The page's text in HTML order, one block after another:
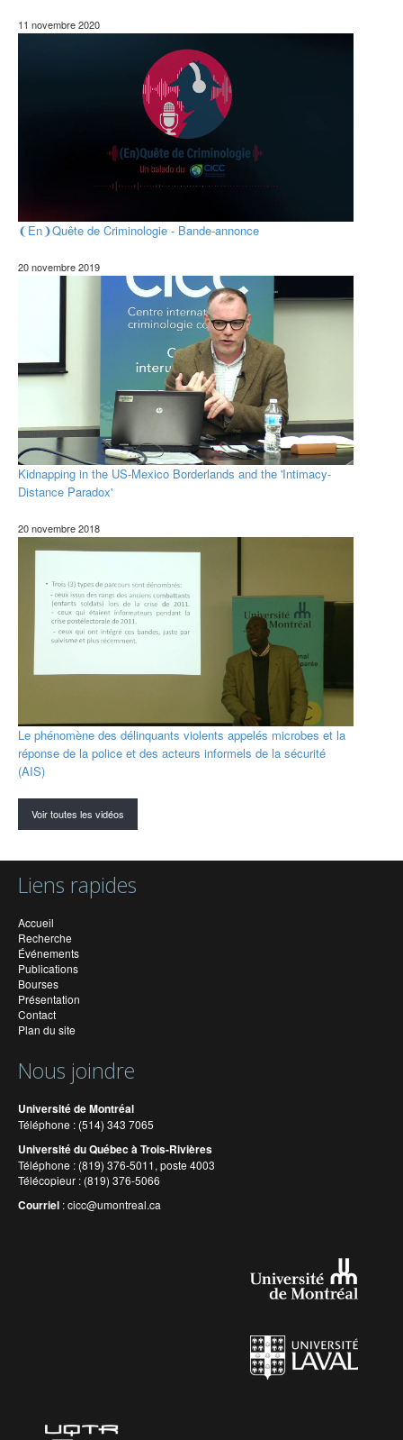
11 novembre 2020
❨En❩Quête de Criminologie - Bande-annonce
20 novembre 2019
Kidnapping in the US-Mexico Borderlands and the 'Intimacy-
Distance Paradox'
20 novembre 2018
Le phénomène des délinquants violents appelés microbes et la
réponse de la police et des acteurs informels de la sécurité
(AIS)
Voir toutes les vidéos
Liens rapides
Accueil
Recherche
Événements
Publications
Bourses
Présentation
Contact
Plan du site
Nous joindre
Université de Montréal
Téléphone : (514) 343 7065
Université du Québec à Trois-Rivières
Téléphone : (819) 376-5011, poste 4003
Télécopieur : (819) 376-5066
Courriel :cicc@umontreal.ca